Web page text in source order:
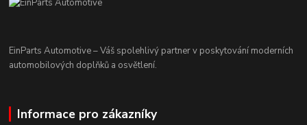
EinParts Automotive – Váš spolehlivý partner v poskytování moderních
automobilových doplňků a osvětlení.
Informace pro zákazníky